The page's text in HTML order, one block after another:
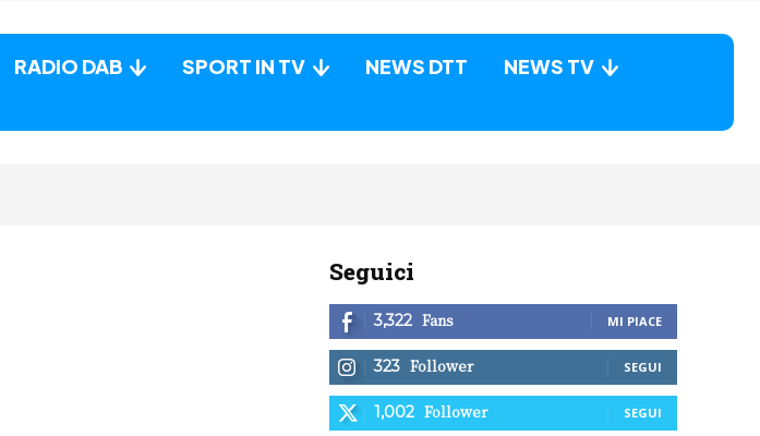
RADIO DAB SPORT IN TV NEWS DTT
NEWS TV
Seguici
3,322 Fans MI PIACE
323 Follower SEGUI
1,002 Follower SEGUI